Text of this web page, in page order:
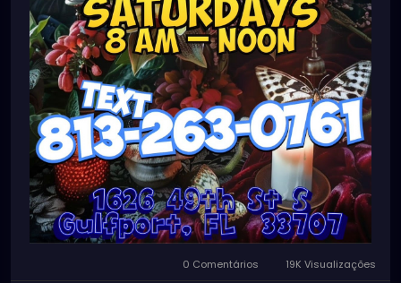
0 Comentários 19K Visualizações